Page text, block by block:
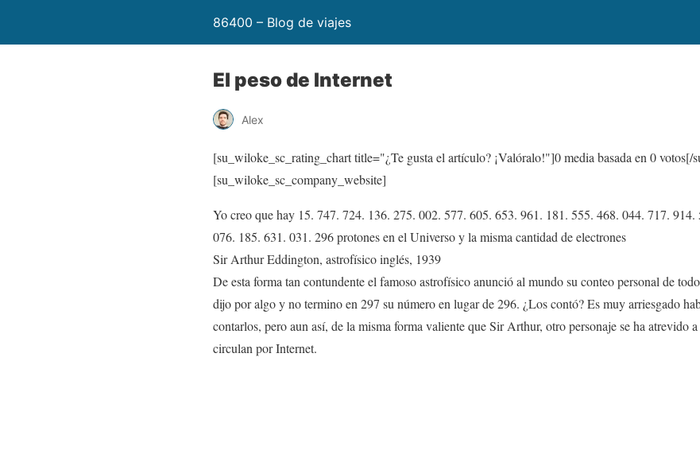
86400 – Blog de viajes
El peso de Internet
Alex
[su_wiloke_sc_rating_chart title="¿Te gusta el artículo? ¡Valóralo!"]0media basada en 0votos[/
[su_wiloke_sc_company_website]
Yo creo que hay 15. 747. 724. 136. 275. 002. 577. 605. 653. 961. 181. 555. 468. 044. 717.
076. 185. 631. 031. 296 protones en el Universo y la misma cantidad de electrones
Sir Arthur Eddington, astrofísico inglés, 1939
De esta forma tan contundente el famoso astrofísico anunció al mundo su conteo personal de
dijo por algo y no termino en 297 su número en lugar de 296. ¿Los contó? Es muy arriesgado
contarlos, pero aun así, de la misma forma valiente que Sir Arthur, otro personaje se ha atrevido
circulan por Internet.